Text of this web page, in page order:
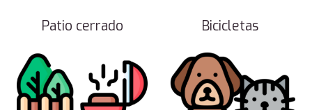
Patio cerrado Bicicletas